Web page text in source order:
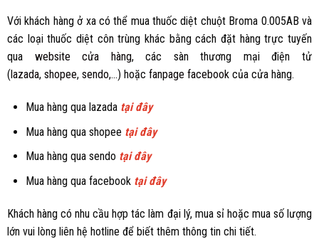
Với khách hàng ở xa có thể mua thuốc diệt chuột Broma 0.005AB và
các loại thuốc diệt côn trùng khác bằng cách đặt hàng trực tuyến
qua website cửa hàng, các sàn thương mại điện tử
( lazada, shopee, sendo,...) hoặc fanpage facebook của cửa hàng.
Mua hàng qua lazada tại đây
Mua hàng qua shopee tại đây
Mua hàng qua sendo tại đây
Mua hàng qua facebook tại đây
Khách hàng có nhu cầu hợp tác làm đại lý, mua sỉ hoặc mua số lượng
lớn vui lòng liên hệ hotline để biết thêm thông tin chi tiết.